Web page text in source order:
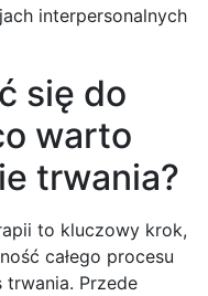
interpersonalnych
się do
warto
trwania?
to kluczowy krok,
całego procesu
Przede